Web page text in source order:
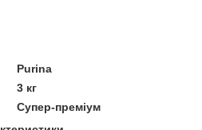
Purina
3 кг
Супер-преміум